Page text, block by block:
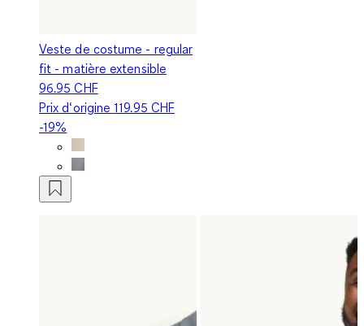
Veste de costume - regular
fit - matière extensible
96.95 CHF
Prix d‘origine119.95 CHF
-19%